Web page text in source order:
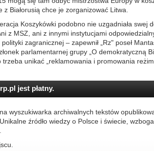
z Białorusią chce je zorganizować Litwa.
Koszykówki podobno nie uzgadniała swej
z MSZ, ani z innymi instytucjami
polityki zagranicznej – zapewnił „Rz" poseł
parlamentarnej grupy „O demokratyczną
trzeba unikać „reklamowania i promowania
jest płatny.
wyszukiwarka archiwalnych tekstów
źródło wiedzy o Polsce i świecie,